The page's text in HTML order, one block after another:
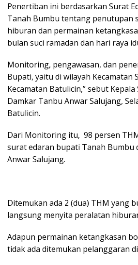
p
Penertiban ini berdasarkan Surat
Tanah Bumbu tentang penutupan
hiburan dan permainan
bulan suci ramadan dan hari raya
Monitoring, pengawasan, dan
Bupati, yaitu di wilayah Kecamatan
Kecamatan Batulicin,” sebut Kepala
Damkar Tanbu Anwar Salujang,
Batulicin.
Dari Monitoring itu, 98 persen
surat edaran bupati Tanah Bumbu
Anwar Salujang.
Ditemukan ada 2 (dua) THM yang
langsung menyita peralatan
Adapun permainan ketangkasan
tidak ada ditemukan pelanggaran